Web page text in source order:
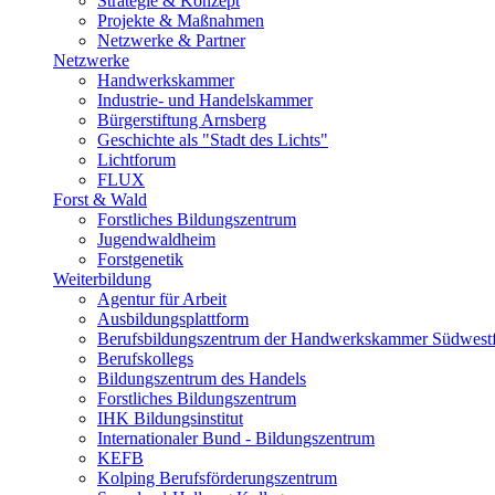
Projekte & Maßnahmen
Netzwerke & Partner
Netzwerke
Handwerkskammer
Industrie- und Handelskammer
Bürgerstiftung Arnsberg
Geschichte als "Stadt des Lichts"
Lichtforum
FLUX
Forst & Wald
Forstliches Bildungszentrum
Jugendwaldheim
Forstgenetik
Weiterbildung
Agentur für Arbeit
Ausbildungsplattform
Berufsbildungszentrum der Handwerkskammer
Berufskollegs
Bildungszentrum des Handels
Forstliches Bildungszentrum
IHK Bildungsinstitut
Internationaler Bund - Bildungszentrum
KEFB
Kolping Berufsförderungszentrum